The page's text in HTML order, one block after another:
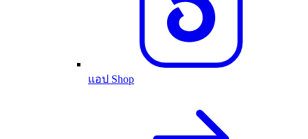
แอป Shop